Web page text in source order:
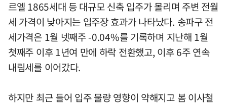
르엘 1865세대 등 대규모 신축 입주가 몰리며 주변 전월
세 가격이 낮아지는 입주장 효과가 나타났다. 송파구 전
세가격은 1월 넷째주 -0.04%를 기록하며 지난해 1월
첫째주 이후 1년여 만에 하락 전환했고, 이후 6주 연속
내림세를 이어갔다.
하지만 최근 들어 입주 물량 영향이 약해지고 봄 이사철